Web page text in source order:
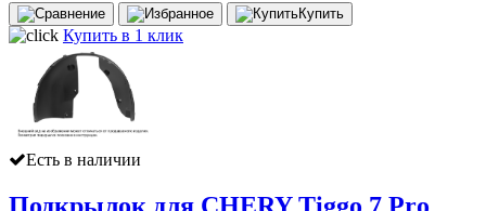
Купить
Купить в 1 клик
Есть в наличии